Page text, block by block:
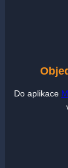
Do aplikace